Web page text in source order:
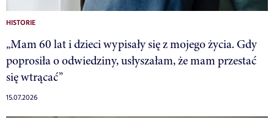
HISTORIE
„Mam 60 lat i dzieci wypisały się z mojego życia. Gdy
poprosiła o odwiedziny, usłyszałam, że mam przestać
się wtrącać”
15.07.2026